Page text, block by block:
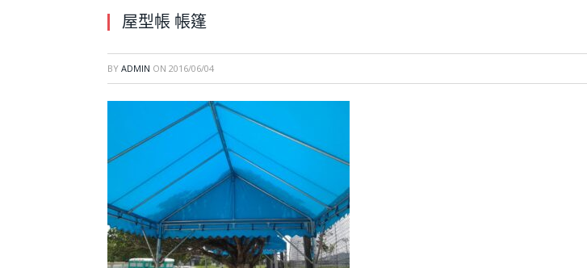
屋型帳 帳篷
BY ADMIN ON 2016/06/04